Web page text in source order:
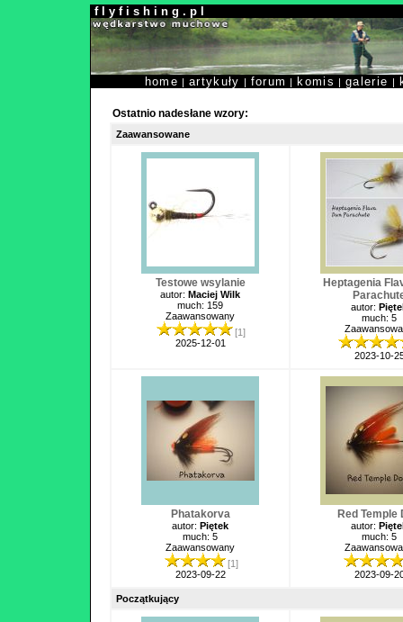
f l y f i s h i n g . p l
home |artykuły | forum | komis |galerie |
Ostatnio nadesłane wzory:
Zaawansowane
Testowe wsylanie
autor: Maciej Wilk
much: 159
Zaawansowany
[1]
2025-12-01
Heptagenia
autor:
much: 5
2023-10-
Phatakorva
autor: Piętek
much: 5
Zaawansowany
[1]
2023-09-22
Red Temple
autor:
much: 5
2023-09-
Początkujący